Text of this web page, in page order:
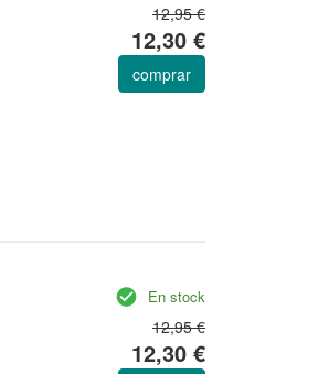
12,95 €
12,30 €
comprar
En stock
12,95 €
12,30 €